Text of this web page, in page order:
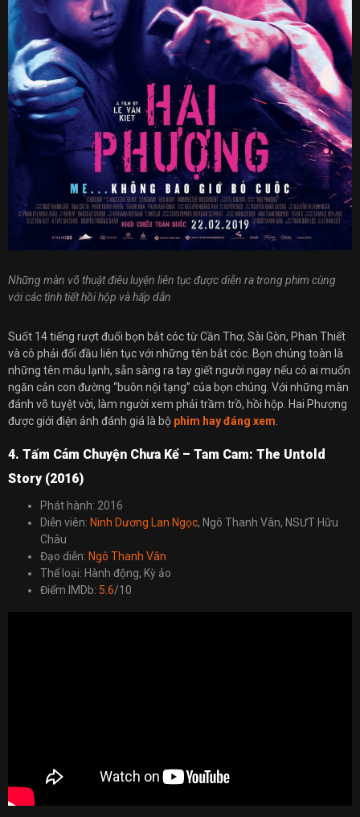
Những màn võ thuật điêu luyện liên tục được diễn ra trong phim cùng
với các tình tiết hồi hộp và hấp dẫn
Suốt 14 tiếng rượt đuổi bọn bắt cóc từ Cần Thơ, Sài Gòn, Phan Thiết
và cô phải đối đầu liên tục với những tên bắt cóc. Bọn chúng toàn là
những tên máu lạnh, sẵn sàng ra tay giết người ngay nếu có ai muốn
ngăn cản con đường “buôn nội tạng” của bọn chúng. Với những màn
đánh võ tuyệt vời, làm người xem phải trầm trồ, hồi hộp. Hai Phượng
được giới điện ảnh đánh giá là bộ phim hay đáng xem
4. Tấm Cám Chuyện Chưa Kể – Tam Cam: The Untold
Story (2016)
Phát hành: 2016
Diễn viên: Ninh Dương Lan Ngọc, Ngô Thanh Vân, NSƯT Hữu
Châu
Đạo diễn: Ngô Thanh Vân
Thể loại: Hành động, Kỳ ảo
Điểm IMDb: 5.6/10